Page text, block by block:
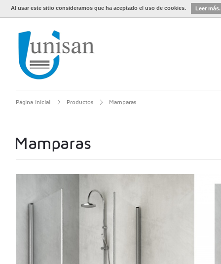
Al usar este sitio consideramos que ha aceptado el uso de cookies. Leer más.
Página inicial Productos Mamparas
Mamparas